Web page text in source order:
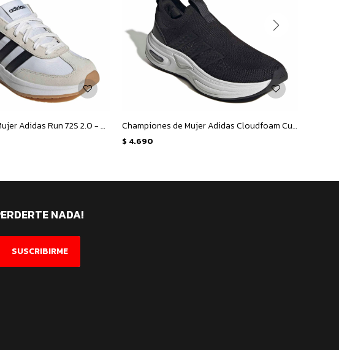
Championes de Mujer Adidas Run 72S 2.0 - Blanco - Negro Championes de Mujer Adidas Cloudfoam Cuxxion - Negro - Blanco
$ 4.690
NADA!
SUSCRIBIRME